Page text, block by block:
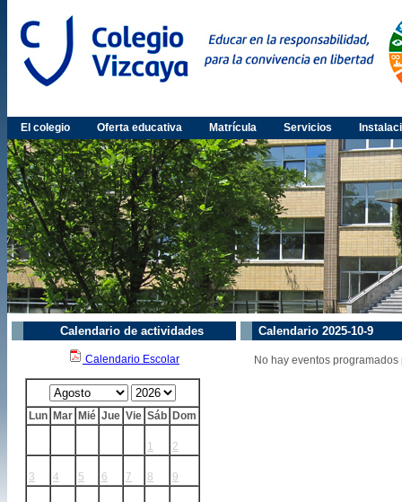
El colegio Oferta educativa Matrícula Servicios
Calendario 2025-10-9
No hay eventos
Calendario de actividades
Calendario Escolar
Lun Mar Mié Jue Vie Sáb Dom
1 2
3 4 5 6 7 8 9